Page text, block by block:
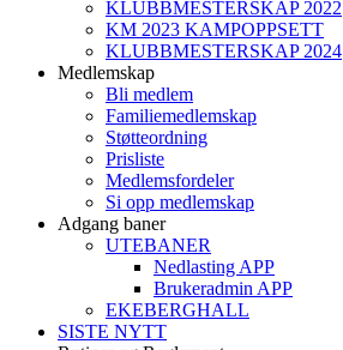
KLUBBMESTERSKAP 2022
KM 2023 KAMPOPPSETT
KLUBBMESTERSKAP 2024
Medlemskap
Bli medlem
Familiemedlemskap
Støtteordning
Prisliste
Medlemsfordeler
Si opp medlemskap
Adgang baner
UTEBANER
Nedlasting APP
Brukeradmin APP
EKEBERGHALL
SISTE NYTT